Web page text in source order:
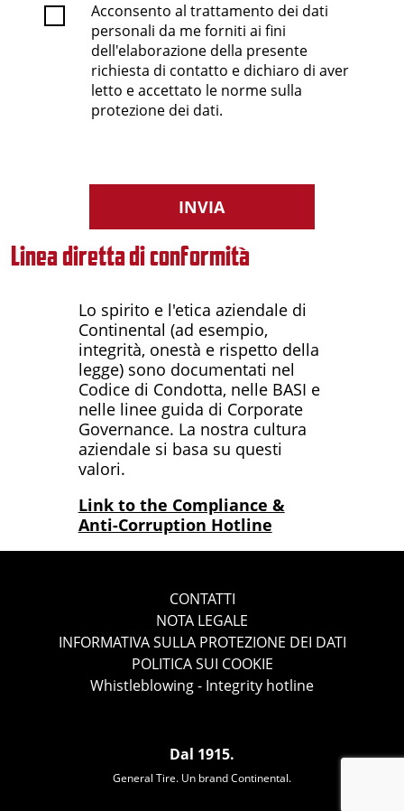
Acconsento al trattamento dei dati
personali da me forniti ai fini
dell'elaborazione della presente
richiesta di contatto e dichiaro di aver
letto e accettato le norme sulla
protezione dei dati.
INVIA
Linea diretta di conformità
Lo spirito e l'etica aziendale di
Continental (ad esempio,
integrità, onestà e rispetto della
legge) sono documentati nel
Codice di Condotta, nelle BASI e
nelle linee guida di Corporate
Governance. La nostra cultura
aziendale si basa su questi
valori.
Link to the Compliance &
Anti-Corruption Hotline
CONTATTI
NOTA LEGALE
INFORMATIVA SULLA PROTEZIONE DEI DATI
POLITICA SUI COOKIE
Whistleblowing - Integrity hotline
Dal 1915.
General Tire. Un brand Continental.